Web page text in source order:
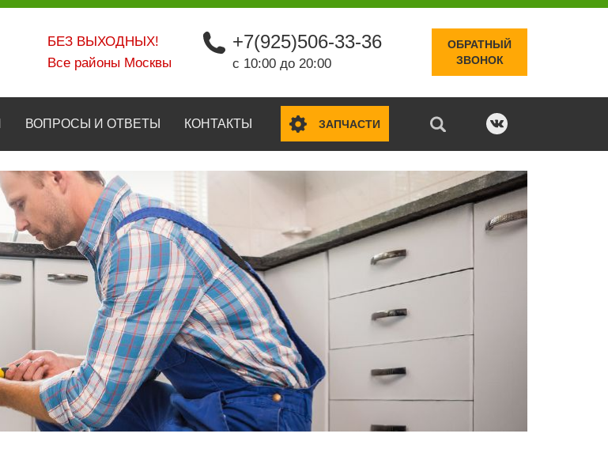
БЕЗ ВЫХОДНЫХ!
Все районы Москвы
+7(925)506-33-36
с 10:00 до 20:00
ОБРАТНЫЙ
ЗВОНОК
ВОПРОСЫ И ОТВЕТЫ КОНТАКТЫ ЗАПЧАСТИ